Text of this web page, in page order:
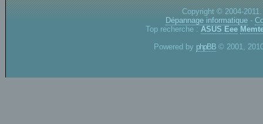
Copyright © 2004-
Dépannage informatique -
Top recherche : ASUS Eee
Powered by phpBB © 2001,